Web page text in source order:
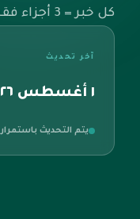
كل خبر = 3 أجزاء فقط. بدون إطالة. بدون تعقيد.
آخر تحديث
١ أغسطس ٢٠٢٦
يتم التحديث باستمرار